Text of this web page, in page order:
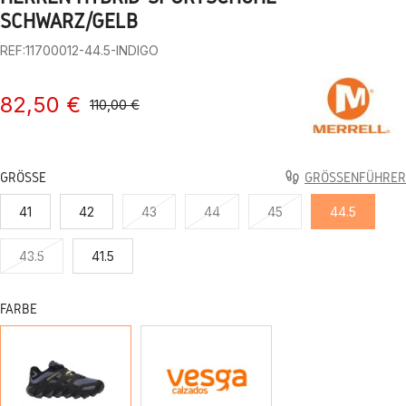
SCHWARZ/GELB
REF:11700012-44.5-INDIGO
82,50 € 110,00 €
GRÖSSE GRÖSSENFÜHRER
41 42 43 44 45 44.5
43.5 41.5
FARBE
SCHWARZ